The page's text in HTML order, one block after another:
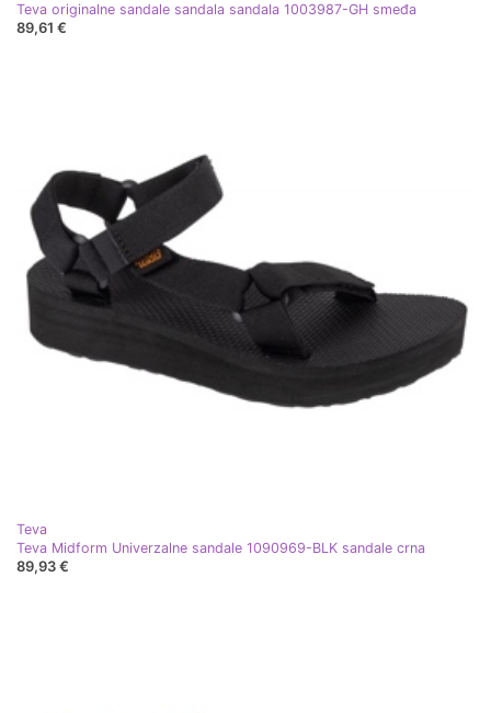
Teva originalne sandale sandala sandala 1003987-GH smeđa
89,61 €
Teva
Teva Midform Univerzalne sandale 1090969-BLK sandale crna
89,93 €